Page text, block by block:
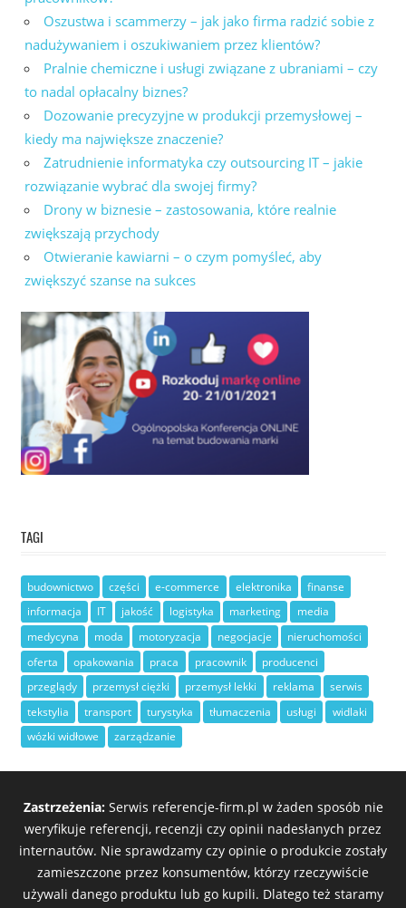
Oszustwa i scammerzy – jak jako firma radzić sobie z
nadużywaniem i oszukiwaniem przez klientów?
Pralnie chemiczne i usługi związane z ubraniami – czy
to nadal opłacalny biznes?
Dozowanie precyzyjne w produkcji przemysłowej –
kiedy ma największe znaczenie?
Zatrudnienie informatyka czy outsourcing IT – jakie
rozwiązanie wybrać dla swojej firmy?
Drony w biznesie – zastosowania, które realnie
zwiększają przychody
Otwieranie kawiarni – o czym pomyśleć, aby
zwiększyć szanse na sukces
TAGI
budownictwo części e-commerce elektronika
finanse
informacja
IT jakość logistyka marketing
media
medycyna
moda motoryzacja negocjacje
nieruchomości
oferta
opakowania praca pracownik
producenci
przeglądy
przemysł ciężki przemysł lekki reklama
serwis
tekstylia
transport turystyka tłumaczenia usługi
widlaki
wózki widłowe
zarządzanie
Zastrzeżenia:Serwis referencje-firm.pl w żaden sposób nie
weryfikuje referencji, recenzji czy opinii nadesłanych przez
internautów. Nie sprawdzamy czy opinie o produkcie zostały
zamieszczone przez konsumentów, którzy rzeczywiście
używali danego produktu lub go kupili. Dlatego też staramy